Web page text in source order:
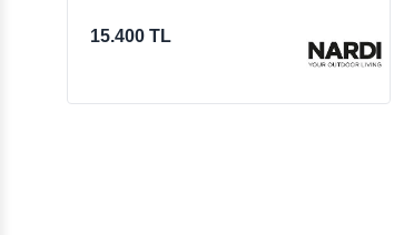
15.400 TL